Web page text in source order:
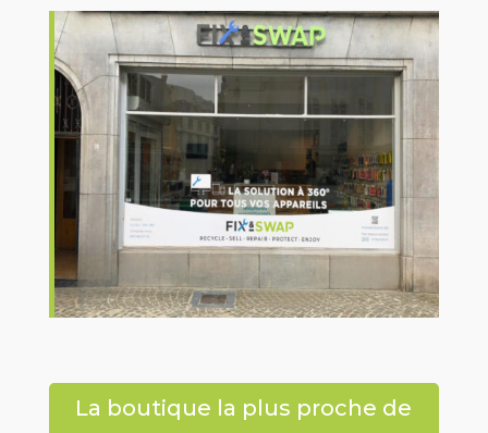
La boutique la plus proche de